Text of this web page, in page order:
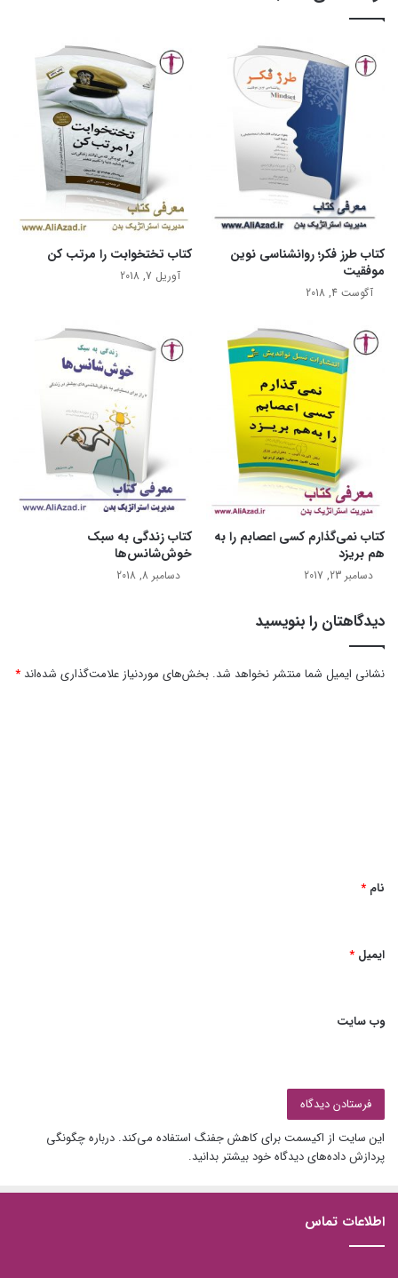
نویسنده در این کتاب دَه راه را برای رسیدن به نبوغ گفتاری معرفی و
نحوه کاربردی کردن هر یک را شرح می‌دهد. وی سعی دارد با معرفی
این دَه راه، مخاطبان را با «تاریخ هوش گفتاری»؛ «تمام تکنیک‌های
مخفی افراد دارای هوش گفتاری بالا»؛ «یک منبع عظیم از ریشه‌ها،
پیشوندها و پسوندهای واژگان»؛ «چگونگی افزایش قدرت مغز برای
انجام دادن عملیات صحبت کردن»؛ «چگونگی بهبود یافتن زبان بدن»؛
«چگونگی استفاده از مهارت‌های انسانی»؛ «چگونگی ایجاد ارتباط
موفق» و «چگونگی افزایش ضریب هوشی، به ویژه هوش گفتاری»
آشنا کند. وی در این مسیر، معماهایی را مطرح کرده و در پایان کتاب
به آنها پاسخ داده است.
نویسنده: تونی بازان
ترجمه: مرتضی احمدی
فن بیان قدرت هوش گفتاری
کتاب
مهارت های ارتباطی
موفقیت فردی
کتاب طرز فکر؛ روانشناسی نوین
موفقیت
آگوست 4, 2018
کتاب تختخوابت را مرتب کن
آوریل 7, 2018
کتاب نمی‌گذارم کسی اعصابم را به
هم بریزد
دسامبر 23, 2017
کتاب زندگی به سبک
خوش‌شانس‌ها
دسامبر 8, 2018
دیدگاهتان را بنویسید
نشانی ایمیل شما منتشر نخواهد شد. بخش‌های موردنیاز علامت‌گذاری شده‌اند *
نام *
ایمیل *
وب‌ سایت
این سایت از اکیسمت برای کاهش جفنگ استفاده می‌کند. درباره چگونگی
پردازش داده‌های دیدگاه خود بیشتر بدانید.
اطلاعات تماس